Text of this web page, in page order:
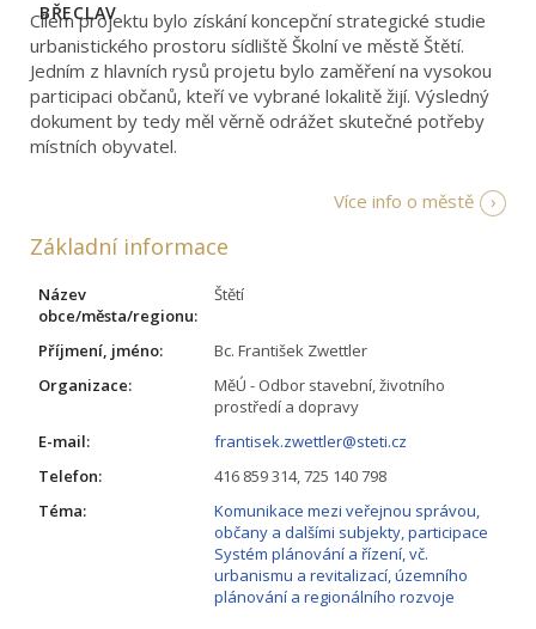
BŘECLAV
Cílem projektu bylo získání koncepční strategické studie
urbanistického prostoru sídliště Školní ve městě Štětí.
Jedním z hlavních rysů projetu bylo zaměření na vysokou
participaci občanů, kteří ve vybrané lokalitě žijí. Výsledný
dokument by tedy měl věrně odrážet skutečné potřeby
místních obyvatel.
Více info o městě
Základní informace
Název
obce/města/regionu:
Štětí
Příjmení, jméno:
Bc. František Zwettler
Organizace:
MěÚ - Odbor stavební, životního
prostředí a dopravy
E-mail:
frantisek.zwettler@steti.cz
Telefon:
416 859 314, 725 140 798
Téma:
Komunikace mezi veřejnou správou,
občany a dalšími subjekty, participace
Systém plánování a řízení, vč.
urbanismu a revitalizací, územního
plánování a regionálního rozvoje